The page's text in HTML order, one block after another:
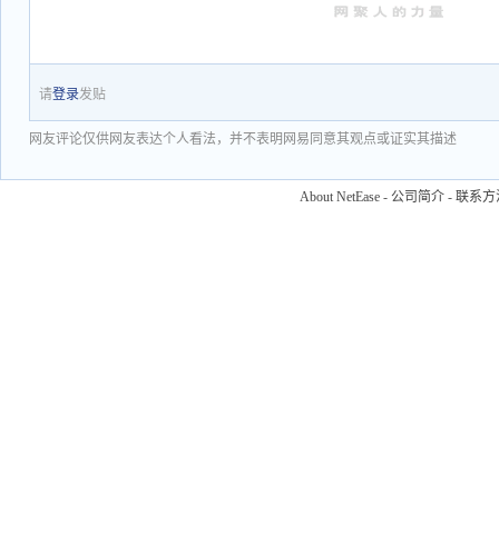
请登录发贴
网友评论仅供网友表达个人看法，并不表明网易同意其观点或证实其描述
About NetEase - 公司简介 - 联系方